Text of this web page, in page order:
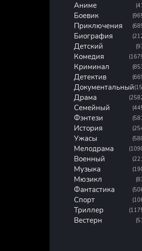
Аниме
Боевик
Приключения
Биография
Детский
Комедия
Криминал
Детектив
Документальный
Драма
Семейный
Фэнтези
История
Ужасы
Мелодрама
Военный
Музыка
Мюзикл
Фантастика
Спорт
Триллер
Вестерн